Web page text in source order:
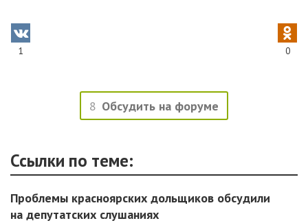
1 0
8 Обсудить на форуме
Ссылки по теме:
Проблемы красноярских дольщиков обсудили
на депутатских слушаниях